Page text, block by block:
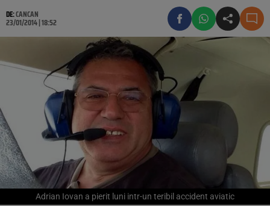
DE:CANCAN
23/01/2014 | 18:52
Adrian Iovan a pierit luni intr-un teribil accident aviatic